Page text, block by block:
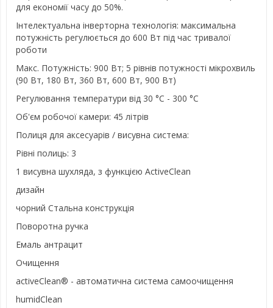
для економії часу до 50%.
Інтелектуальна інверторна технологія: максимальна
потужність регулюється до 600 Вт під час тривалої
роботи
Макс. Потужність: 900 Вт; 5 рівнів потужності мікрохвиль
(90 Вт, 180 Вт, 360 Вт, 600 Вт, 900 Вт)
Регулювання температури від 30 °C - 300 °C
Об'єм робочої камери: 45 літрів
Полиця для аксесуарів / висувна система:
Рівні полиць: 3
1 висувна шухляда, з функцією ActiveClean
дизайн
чорний Стальна конструкція
Поворотна ручка
Емаль антрацит
Очищення
activeClean® - автоматична система самоочищення
humidClean